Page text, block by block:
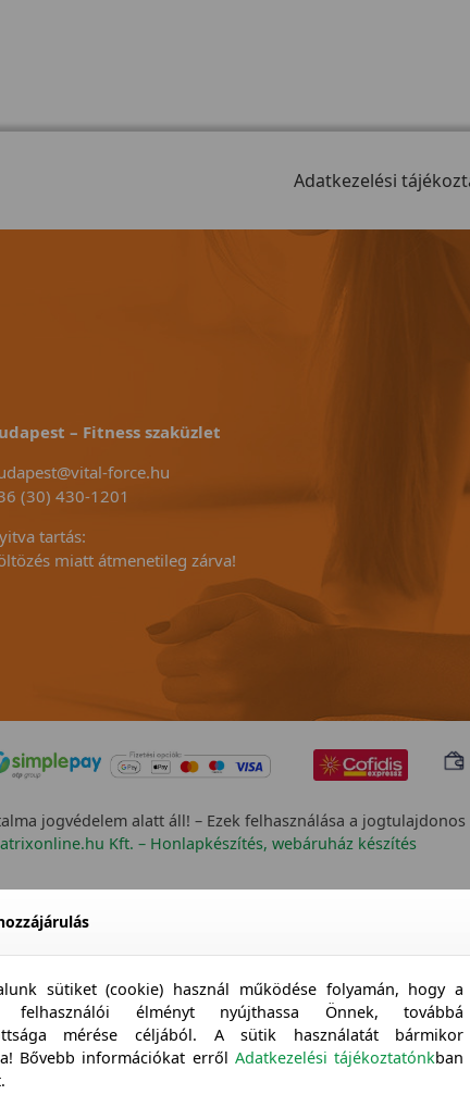
Adatkezelési
– Fitness szaküzlet
force.hu
(30) 430-1201
tartás:
miatt átmenetileg zárva!
jogvédelem alatt áll! – Ezek felhasználása a
Kft. – Honlapkészítés, webáruház készítés
sütiket (cookie) használ működése folyamán, hogy a
felhasználói élményt nyújthassa Önnek, továbbá
mérése céljából. A sütik használatát bármikor
Bővebb információkat erről Adatkezelési tájékoztatónkban